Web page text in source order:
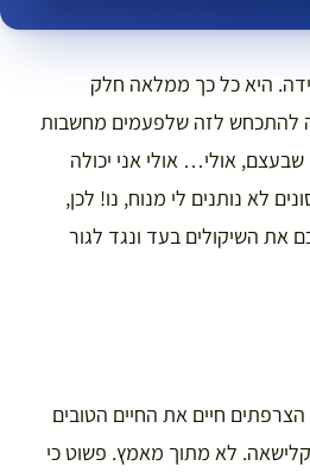
היא כל כך ממלאה חלק
להתכחש לזה שלפעמים מחשבות
אולי… אולי אני יכולה
לא נותנים לי מנוח, נו! לכן,
את השיקולים בעד ונגד לגור
הצרפתים חיים את החיים הטובים
לא מתוך מאמץ. פשוט כי